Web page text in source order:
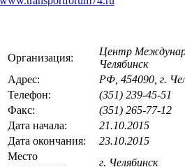
Организация:
Центр
Челябинск
Адрес:
РФ, 454090, г.
Телефон:
(351) 239-45-51
Факс:
(351) 265-77-12
Дата начала:
21.10.2015
Дата окончания:
23.10.2015
Место
г. Челябинск